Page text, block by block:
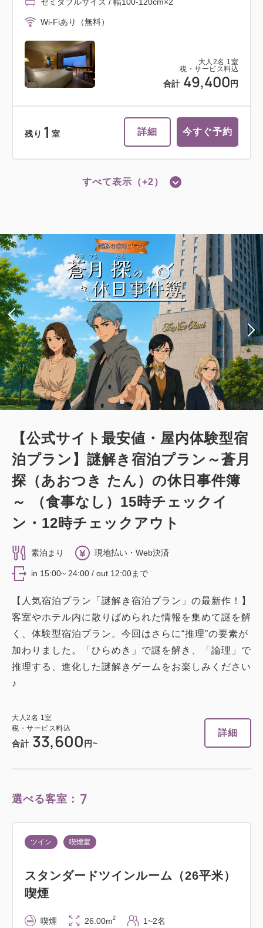
大人 2名 1室
税・サービス料込
合計 49,400 円
セミダブルサイズ / 幅100-120cm×2
Wi-Fiあり（無料）
残り 1 室 詳細 今すぐ予約
名
税・サービス料込
合計 49,400円
煙
禁煙 40.00m2 1~2名
セミダブルサイズ / 幅100-120cm×2
Wi-Fiあり（無料）
大人2名1
税・サービス料込
合計 70,000円
ツイン 禁煙室
スーペリアコーナーツインルーム（51
Wi-Fiあり（無料）
残り1
すべて表示（+2）
【公式サイト最安値・屋内体験型宿
泊プラン】謎解き宿泊プラン～蒼月
探（あおつき たん）の休日事件簿
～ （食事なし）15時チェックイ
ン・12時チェックアウト
素泊まり 現地払い・Web決済
in 15:00~ 24:00 / out 12:00まで
【人気宿泊プラン「謎解き宿泊プラン」の最新作！】
客室やホテル内に散りばめられた情報を集めて謎を解
く、体験型宿泊プラン。今回はさらに“推理”の要素が
加わりました。「ひらめき」で謎を解き、「論理」で
推理する、進化した謎解きゲームをお楽しみください
♪
大人2名 1室
税・サービス料込
合計 33,600 円~
詳細
選べる客室： 7
ツイン 喫煙室
スタンダードツインルーム（26平米）
喫煙
喫煙 26.00m2 1~2名